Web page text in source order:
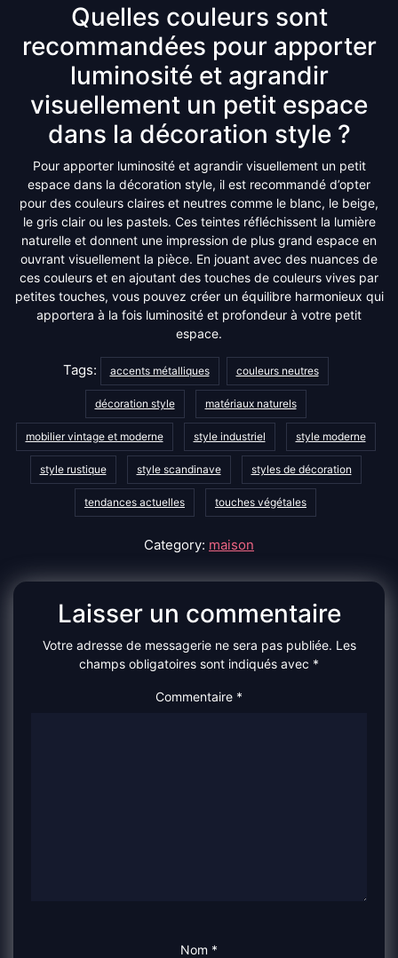
Quelles couleurs sont
recommandées pour apporter
luminosité et agrandir
visuellement un petit espace
dans la décoration style ?
Pour apporter luminosité et agrandir visuellement un petit
espace dans la décoration style, il est recommandé d’opter
pour des couleurs claires et neutres comme le blanc, le beige,
le gris clair ou les pastels. Ces teintes réfléchissent la lumière
naturelle et donnent une impression de plus grand espace en
ouvrant visuellement la pièce. En jouant avec des nuances de
ces couleurs et en ajoutant des touches de couleurs vives par
petites touches, vous pouvez créer un équilibre harmonieux qui
apportera à la fois luminosité et profondeur à votre petit
espace.
Tags: accents métalliques couleurs neutres
décoration style matériaux naturels
mobilier vintage et moderne style industriel style moderne
style rustique style scandinave styles de décoration
tendances actuelles touches végétales
Category: maison
Laisser un commentaire
Votre adresse de messagerie ne sera pas publiée. Les
champs obligatoires sont indiqués avec *
Commentaire *
Nom *